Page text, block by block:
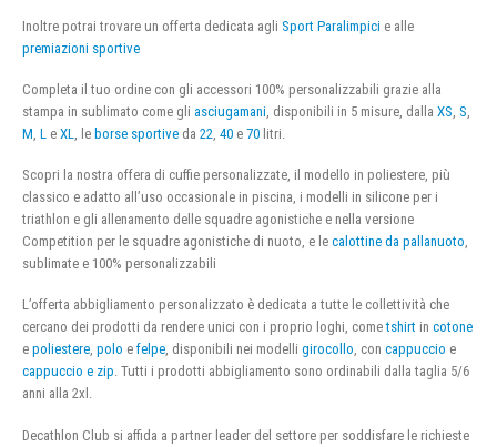
Inoltre potrai trovare un offerta dedicata agli Sport Paralimpici e alle
premiazioni sportive
Completa il tuo ordine con gli accessori 100% personalizzabili grazie alla
stampa in sublimato come gli asciugamani , disponibili in 5 misure, dalla XS S
M L e XL , le borse sportive da 22 40 e 70 litri.
Scopri la nostra offera di cuffie personalizzate, il modello in poliestere, più
classico e adatto all’uso occasionale in piscina, i modelli in silicone per i
triathlon e gli allenamento delle squadre agonistiche e nella versione
Competition per le squadre agonistiche di nuoto, e le calottine da pallanuoto,
sublimate e 100% personalizzabili
L’offerta abbigliamento personalizzato è dedicata a tutte le collettività che
cercano dei prodotti da rendere unici con i proprio loghi, cometshirt in cotone
e poliestere, polo e felpe, disponibili nei modelli girocollo, con cappuccio e
cappuccio e zip. Tutti i prodotti abbigliamento sono ordinabili dalla taglia 5/6
anni alla 2xl.
Decathlon Club si affida a partner leader del settore per soddisfare le richieste